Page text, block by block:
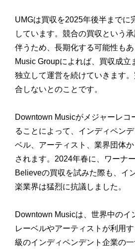
UMGは買収を2025年後半までに
しています。競合の買収という
伴うため、長期化する可能性も
Music Groupによれば、買収成立
独立して運営を続けていきます
合しないとのことです。
Downtown Musicがメジャーレコ
ることによって、インディペン
ベル、アーティスト、業界団体
されます。2024年春に、ワーナ
Believeの買収を試みた際も、イ
楽業界は猛烈に抗議しました。
Downtown Musicは、世界中のイ
レーベルやアーティストが利用
級のインディペンデント企業の一